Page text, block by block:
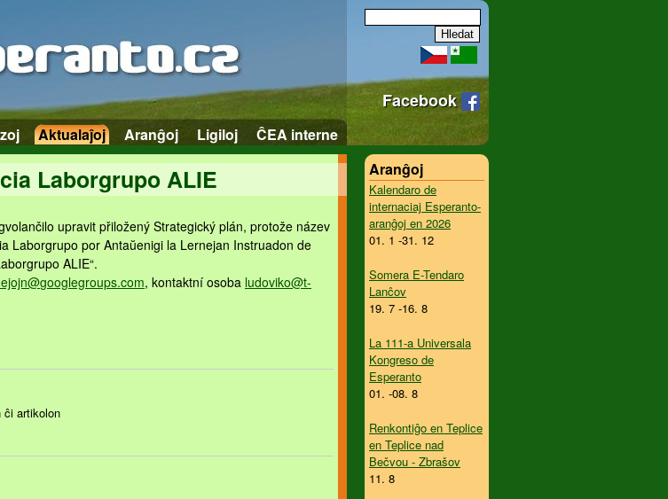
Facebook
Aktualaĵoj Aranĝoj Ligiloj
ĈEA interne
Laborgrupo ALIE
upravit přiložený Strategický plán, protože název
Laborgrupo por Antaŭenigi la Lernejan Instruadon de
ALIE“.
googlegroups.com, kontaktní osoba ludoviko@t-
ĉi artikolon
Aranĝoj
Kalendaro de
internaciaj Esperanto-
aranĝoj en 2026
01. 1 -31. 12
Somera E-Tendaro
Lanĉov
19. 7 -16. 8
La 111-a Universala
Kongreso de
Esperanto
01. -08. 8
Renkontiĝo en Teplice
en Teplice nad
Bečvou - Zbrašov
11. 8